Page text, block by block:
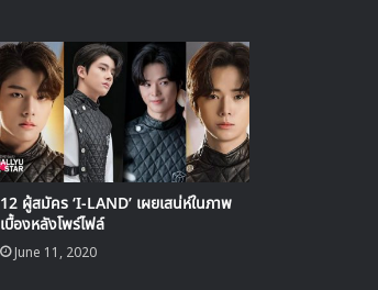
12 ผู้สมัคร ‘I-LAND’ เผยเสน่ห์ในภาพ
เบื้องหลังโพร์ไฟล์
June 11, 2020